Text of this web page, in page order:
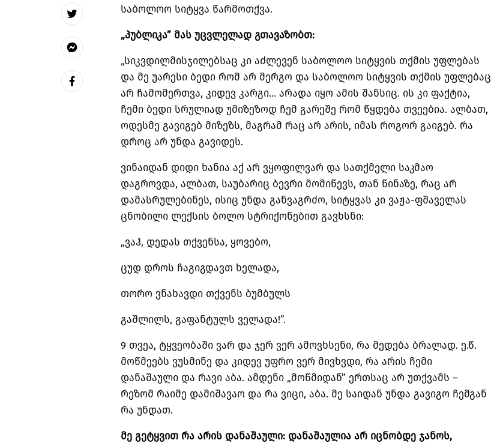
საბოლოო სიტყვა წარმოთქვა.
„პუბლიკა” მას უცვლელად გთავაზობთ:
„სიკვდილმისჯილებსაც კი აძლევენ საბოლოო სიტყვის თქმის უფლებას
და მე უარესი ბედი რომ არ მერგო და საბოლოო სიტყვის თქმის უფლებაც
არ ჩამომერთვა, კიდევ კარგი… არადა იყო ამის შანსიც. ის კი ფაქტია,
ჩემი ბედი სრულიად უმიზეზოდ ჩემ გარეშე რომ წყდება თვეებია. ალბათ,
ოდესმე გავიგებ მიზეზს, მაგრამ რაც არ არის, იმას როგორ გაიგებ. რა
დროც არ უნდა გავიდეს.
ვინაიდან დიდი ხანია აქ არ ვყოფილვარ და სათქმელი საკმაო
დაგროვდა, ალბათ, საუბარიც ბევრი მომიწევს, თან წინაზე, რაც არ
დამასრულებინეს, ისიც უნდა განვაგრძო, სიტყვას კი ვაჟა-ფშაველას
ცნობილი ლექსის ბოლო სტრიქონებით გავხსნი:
„ვაჰ, დედას თქვენსა, ყოვებო,
ცუდ დროს ჩაგიგდავთ ხელადა,
თორო ვნახავდი თქვენს ბუმბულს
გაშლილს, გაფანტულს ველადა!”.
9 თვეა, ტყვეობაში ვარ და ჯერ ვერ ამოვხსენი, რა მედება ბრალად. ე.წ.
მოწმეებს ვუსმინე და კიდევ უფრო ვერ მივხვდი, რა არის ჩემი
დანაშაული და რავი აბა. ამდენი „მოწმიდან” ერთსაც არ უთქვამს –
რეზომ რაიმე დამიშავაო და რა ვიცი, აბა. მე საიდან უნდა გავიგო ჩემგან
რა უნდათ.
მე გეტყვით რა არის დანაშაული: დანაშაულია არ იცნობდე ჯანოს,